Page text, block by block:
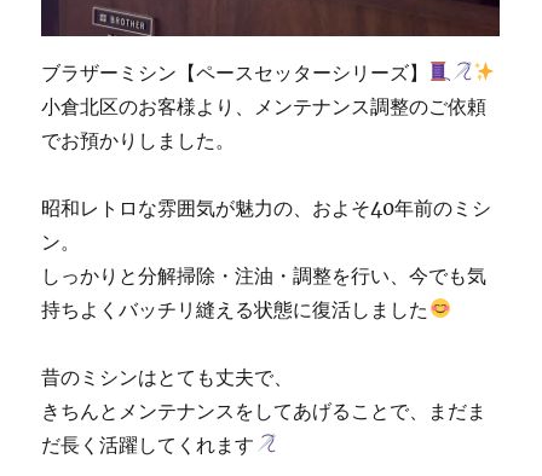
ブラザーミシン【ペースセッターシリーズ】
小倉北区のお客様より、メンテナンス調整のご依頼
でお預かりしました。
昭和レトロな雰囲気が魅力の、およそ40年前のミシ
ン。
しっかりと分解掃除・注油・調整を行い、今でも気
持ちよくバッチリ縫える状態に復活しました
昔のミシンはとても丈夫で、
きちんとメンテナンスをしてあげることで、まだま
だ長く活躍してくれます